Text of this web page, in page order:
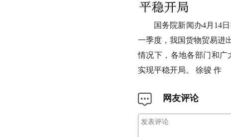
国务院新闻办4月14
一季度，我国货物贸易进
情况下，各地各部门和广
实现平稳开局。 徐骏 作
网友评论